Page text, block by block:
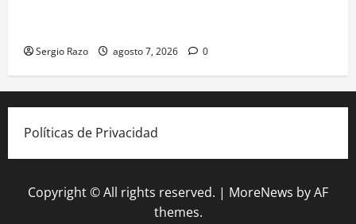
Sergio Razo agosto 7, 2026 0
Políticas de Privacidad
Copyright © All rights reserved. | MoreNews by AF
themes.